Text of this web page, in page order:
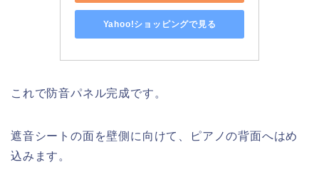
Yahoo!ショッピングで見る
これで防音パネル完成です。
遮音シートの面を壁側に向けて、ピアノの背面へはめ
込みます。